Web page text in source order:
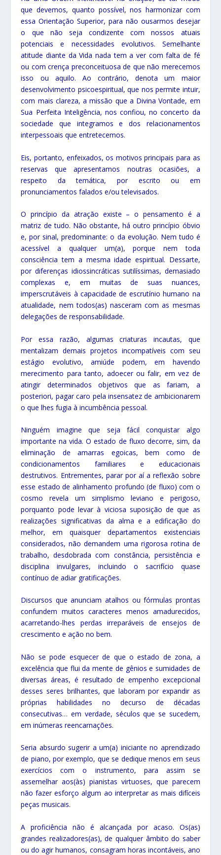
que devemos, quanto possível, nos harmonizar com
essa Orientação Superior, para não ousarmos desejar
o que não seja condizente com nossos atuais
potenciais e necessidades evolutivos. Semelhante
atitude diante da Vida nada tem a ver com falta de fé
ou com crença preconceituosa de que não merecemos
isso ou aquilo. Ao contrário, denota um maior
desenvolvimento psicoespiritual, que nos permite intuir,
com mais clareza, a missão que a Divina Vontade, em
Sua Perfeita Inteligência, nos confiou, no concerto da
sociedade que integramos e dos relacionamentos
interpessoais que entretecemos.
Eis, portanto, enfeixados, os motivos principais para as
reservas que apresentamos noutras ocasiões, a
respeito da temática, por escrito ou em
pronunciamentos falados e/ou televisados.
O princípio da atração existe – o pensamento é a
matriz de tudo. Não obstante, há outro princípio óbvio
e, por sinal, predominante: o da evolução. Nem tudo é
acessível a qualquer um(a), porque nem toda
consciência tem a mesma idade espiritual. Dessarte,
por diferenças idiossincráticas sutilíssimas, demasiado
complexas e, em muitas de suas nuances,
imperscrutáveis à capacidade de escrutínio humano na
atualidade, nem todos(as) nasceram com as mesmas
delegações de responsabilidade.
Por essa razão, algumas criaturas incautas, que
mentalizam demais projetos incompatíveis com seu
estágio evolutivo, amiúde podem, em havendo
merecimento para tanto, adoecer ou falir, em vez de
atingir determinados objetivos que as fariam, a
posteriori, pagar caro pela insensatez de ambicionarem
o que lhes fugia à incumbência pessoal.
Ninguém imagine que seja fácil conquistar algo
importante na vida. O estado de fluxo decorre, sim, da
eliminação de amarras egoicas, bem como de
condicionamentos familiares e educacionais
destrutivos. Entrementes, parar por aí a reflexão sobre
esse estado de alinhamento profundo (de fluxo) com o
cosmo revela um simplismo leviano e perigoso,
porquanto pode levar à viciosa suposição de que as
realizações significativas da alma e a edificação do
melhor, em quaisquer departamentos existenciais
considerados, não demandem uma rigorosa rotina de
trabalho, desdobrada com constância, persistência e
disciplina invulgares, incluindo o sacrifício quase
contínuo de adiar gratificações.
Discursos que anunciam atalhos ou fórmulas prontas
confundem muitos caracteres menos amadurecidos,
acarretando-lhes perdas irreparáveis de ensejos de
crescimento e ação no bem.
Não se pode esquecer de que o estado de zona, a
excelência que flui da mente de gênios e sumidades de
diversas áreas, é resultado de empenho excepcional
desses seres brilhantes, que laboram por expandir as
próprias habilidades no decurso de décadas
consecutivas… em verdade, séculos que se sucedem,
em inúmeras reencarnações.
Seria absurdo sugerir a um(a) iniciante no aprendizado
de piano, por exemplo, que se dedique menos em seus
exercícios com o instrumento, para assim se
assemelhar aos(às) pianistas virtuoses, que parecem
não fazer esforço algum ao interpretar as mais difíceis
peças musicais.
A proficiência não é alcançada por acaso. Os(as)
grandes realizadores(as), de qualquer âmbito do saber
ou do agir humanos, consagram horas incontáveis, ano